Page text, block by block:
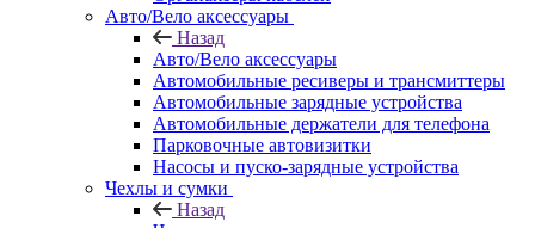
Авто/Вело аксессуары
Назад
Авто/Вело аксессуары
Автомобильные ресиверы и трансмиттеры
Автомобильные зарядные устройства
Автомобильные держатели для телефона
Парковочные автовизитки
Насосы и пуско-зарядные устройства
Чехлы и сумки
Назад